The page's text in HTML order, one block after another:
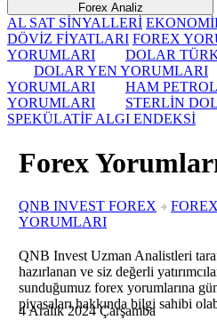
Forex Analiz
AL SAT SİNYALLERİ
DÖVİZ FİYATLARI FOREX
YORUMLARI
DOLAR
DOLAR YEN YORUMLARI
YORUMLARI
HAM
YORUMLARI
STERLİN
SPEKÜLATİF ALGI ENDEKSİ
Forex
QNB INVEST FOREX
YORUMLARI
QNB Invest Uzman Analistleri
hazırlanan ve siz değerli
sunduğumuz forex yorumlarına
piyasaları hakkında bilgi sahibi
4Aralık2024Çarşamba